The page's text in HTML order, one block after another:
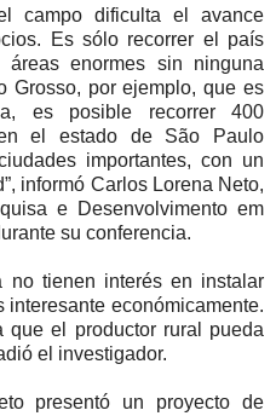
campo dificulta el avance
Es sólo recorrer el país
enormes sin ninguna
Grosso, por ejemplo, que es
es posible recorrer 400
el estado de São Paulo
importantes, con un
informó Carlos Lorena Neto,
e Desenvolvimento em
su conferencia.
no tienen interés en instalar
económicamente.
que el productor rural pueda
el investigador.
presentó un proyecto de